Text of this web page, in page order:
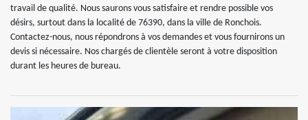
travail de qualité. Nous saurons vous satisfaire et rendre possible vos
désirs, surtout dans la localité de 76390, dans la ville de Ronchois.
Contactez-nous, nous répondrons à vos demandes et vous fournirons un
devis si nécessaire. Nos chargés de clientèle seront à votre disposition
durant les heures de bureau.